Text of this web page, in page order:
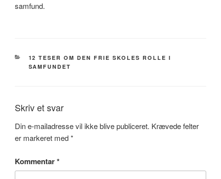
samfund.
KATEGORIER
12 TESER OM DEN FRIE SKOLES ROLLE I
SAMFUNDET
Skriv et svar
Din e-mailadresse vil ikke blive publiceret. Krævede felter
er markeret med*
Kommentar*